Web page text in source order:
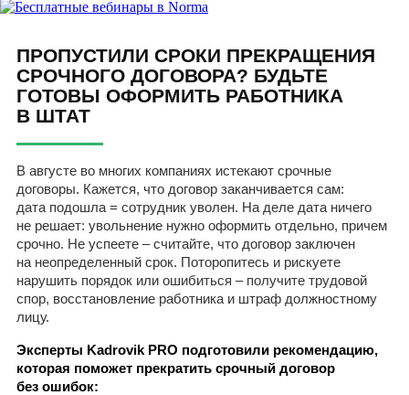
ПРОПУСТИЛИ СРОКИ ПРЕКРАЩЕНИЯ
СРОЧНОГО ДОГОВОРА? БУДЬТЕ
ГОТОВЫ ОФОРМИТЬ РАБОТНИКА
В ШТАТ
В августе во многих компаниях истекают срочные
договоры. Кажется, что договор заканчивается сам:
дата подошла = сотрудник уволен. На деле дата ничего
не решает: увольнение нужно оформить отдельно, причем
срочно. Не успеете – считайте, что договор заключен
на неопределенный срок. Поторопитесь и рискуете
нарушить порядок или ошибиться – получите трудовой
спор, восстановление работника и штраф должностному
лицу.
Эксперты Kadrovik PRO подготовили рекомендацию,
которая поможет прекратить срочный договор
без ошибок: